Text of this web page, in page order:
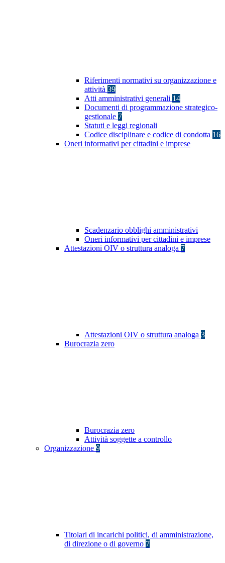
Riferimenti normativi su organizzazione e
attività 39
Atti amministrativi generali 14
Documenti di programmazione strategico-
gestionale 7
Statuti e leggi regionali
Codice disciplinare e codice di condotta 16
Oneri informativi per cittadini e imprese
Scadenzario obblighi amministrativi
Oneri informativi per cittadini e imprese
Attestazioni OIV o struttura analoga 7
Attestazioni OIV o struttura analoga 3
Burocrazia zero
Burocrazia zero
Attività soggette a controllo
Organizzazione 9
Titolari di incarichi politici, di amministrazione,
di direzione o di governo 7